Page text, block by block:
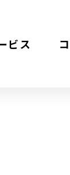
ビス